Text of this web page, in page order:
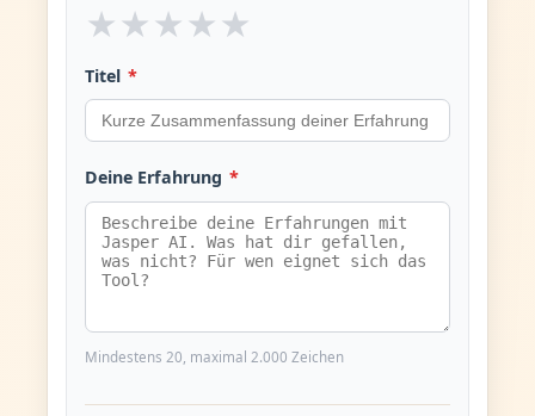
★ ★ ★ ★ ★
Titel *
Deine Erfahrung *
Mindestens 20, maximal 2.000 Zeichen